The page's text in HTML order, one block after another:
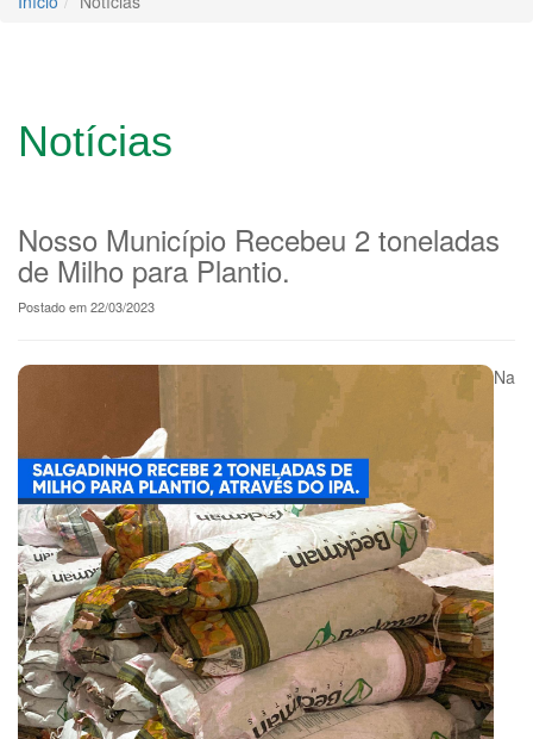
Notícias
Nosso Município Recebeu 2 toneladas
de Milho para Plantio.
Postado em 22/03/2023
Na